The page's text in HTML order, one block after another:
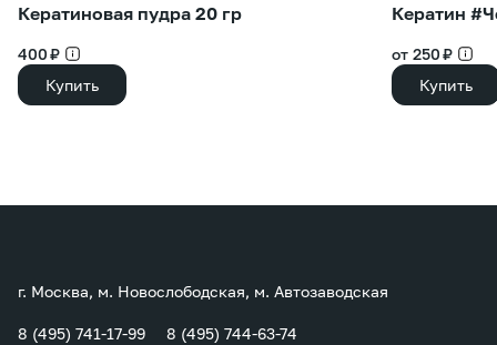
Кератиновая пудра 20 гр
400 ₽
Купить
Кератин
от 250 ₽
Купить
г. Москва, м. Новослободская, м. Автозаводская
8 (495) 741-17-99 8 (495) 744-63-74